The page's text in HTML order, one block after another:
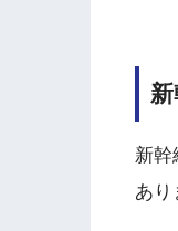
新幹
あり